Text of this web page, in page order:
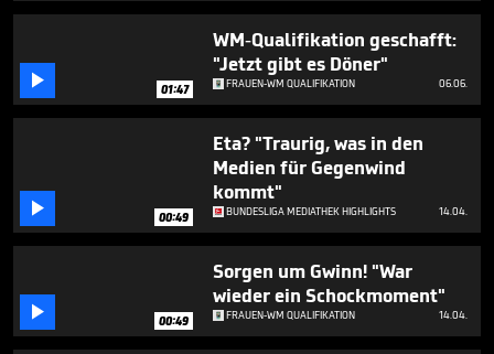
1
seconds
 01:47
WM-Qualifikation geschafft:
"Jetzt gibt es Döner"
FRAUEN-WM QUALIFIKATION 06.06.
 00:49
Eta? "Traurig, was in den
Medien für Gegenwind
kommt"
BUNDESLIGA MEDIATHEK HIGHLIGHTS 14.04.
 00:49
Sorgen um Gwinn! "War
wieder ein Schockmoment"
FRAUEN-WM QUALIFIKATION 14.04.